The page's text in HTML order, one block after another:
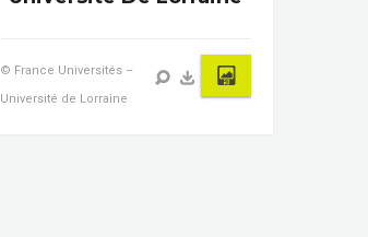
© France Universités –
Université de Lorraine